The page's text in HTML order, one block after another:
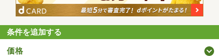
条件を追加する
価格